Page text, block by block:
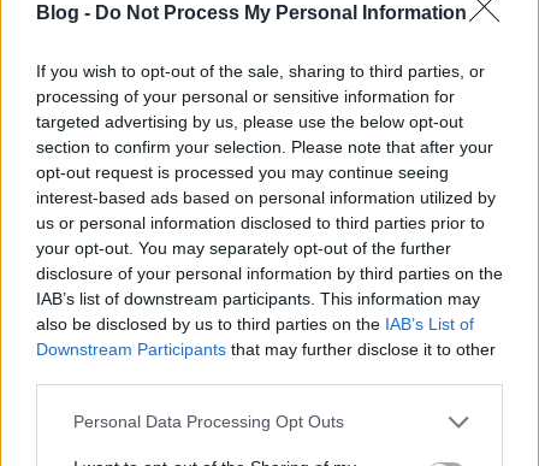
Blog - Do Not Process My Personal Information
If you wish to opt-out of the sale, sharing to third parties, or
processing of your personal or sensitive information for
targeted advertising by us, please use the below opt-out
section to confirm your selection. Please note that after your
opt-out request is processed you may continue seeing
interest-based ads based on personal information utilized by
us or personal information disclosed to third parties prior to
your opt-out. You may separately opt-out of the further
disclosure of your personal information by third parties on the
IAB’s list of downstream participants. This information may
also be disclosed by us to third parties on the IAB’s List of
Downstream Participants that may further disclose it to other
Please note that this website/app uses one or more Google
Personal Data Processing Opt Outs
Hőskor ugyebár az az idő… [349.]
… amikor a napi megélhetéshez is hősies
helytállás kell.
amier•2023. augusztus 07.
MÁV-vezérigazgató: Magyarország nem fog
kimaradnia vasút most kezdődő, második
hőskorából. (24.hu) Jármű és személy is kevesebb
van, mint kellene — nyilatkozta Pafféri Zoltán, aki
szerint "Magyarország nem fog kimaradni a vasút
most kezdődő, második hőskorából". Nem bontotta
ki azt a részt, hogy…